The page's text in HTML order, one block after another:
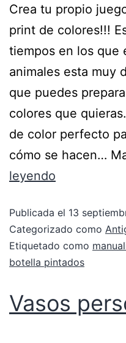
Crea tu propio
print de colores!!!
tiempos en los que
animales esta muy
que puedes
colores que
de color perfecto
cómo se hacen…
leyendo
Publicada el 13
Categorizado como
Etiquetado como
botella pintados
Vasos